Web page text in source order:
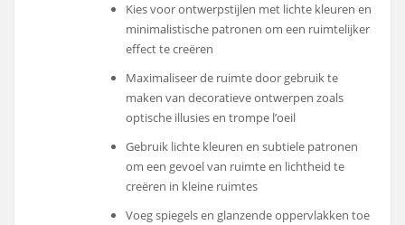
Kies voor ontwerpstijlen met lichte kleuren en
minimalistische patronen om een ruimtelijker
effect te creëren
Maximaliseer de ruimte door gebruik te
maken van decoratieve ontwerpen zoals
optische illusies en trompe l’oeil
Gebruik lichte kleuren en subtiele patronen
om een gevoel van ruimte en lichtheid te
creëren in kleine ruimtes
Voeg spiegels en glanzende oppervlakken toe